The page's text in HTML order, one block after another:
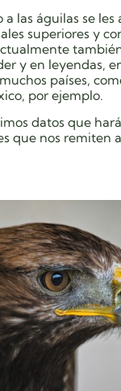
las águilas se les
superiores y
y en leyendas,
países,
por ejemplo.
datos que
que nos remiten